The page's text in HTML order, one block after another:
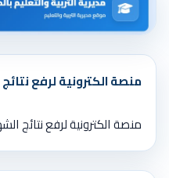
منصة الكترونية لرفع
منصة الكترونية لرفع نتائج